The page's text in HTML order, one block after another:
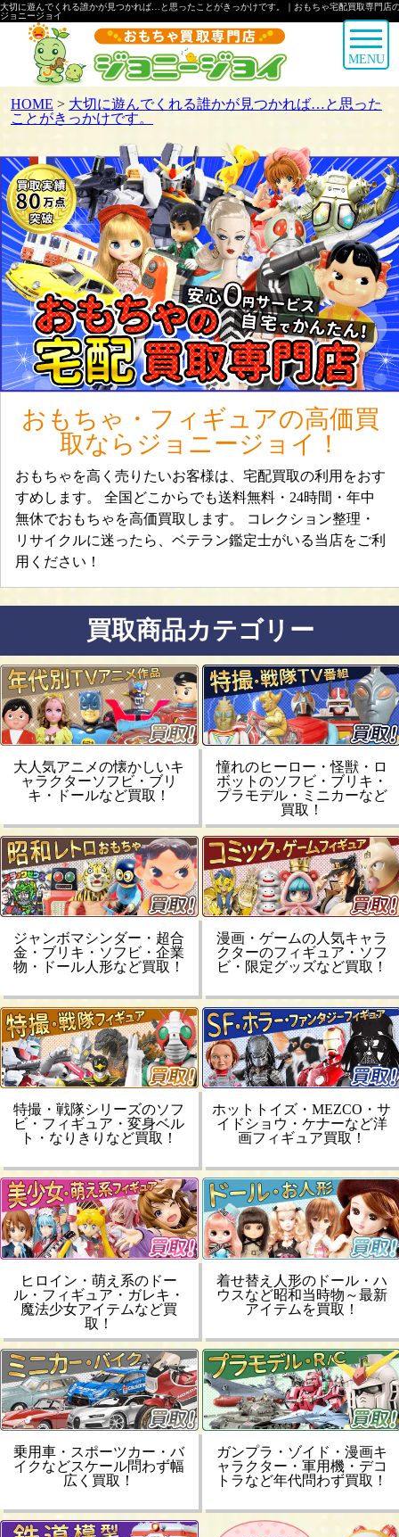
大切に遊んでくれる誰かが見つかれば…と思ったことがきっかけです。｜おもちゃ宅配買取専門店
ジョニージョイ
MENU
HOME > 大切に遊んでくれる誰かが見つかれば…と思った
ことがきっかけです。
おもちゃ・フィギュアの高価買
取ならジョニージョイ！
おもちゃを高く売りたいお客様は、宅配買取の利用をおす
すめします。 全国どこからでも送料無料・24時間・年中
無休でおもちゃを高価買取します。 コレクション整理・
リサイクルに迷ったら、ベテラン鑑定士がいる当店をご利
用ください！
買取商品カテゴリー
大人気アニメの懐かしいキ
ャラクターソフビ・ブリ
キ・ドールなど買取！
憧れのヒーロー・怪獣・ロ
ボットのソフビ・ブリキ・
プラモデル・ミニカーなど
買取！
ジャンボマシンダー・超合
金・ブリキ・ソフビ・企業
物・ドール人形など買取！
漫画・ゲームの人気キャラ
クターのフィギュア・ソフ
ビ・限定グッズなど買取！
特撮・戦隊シリーズのソフ
ビ・フィギュア・変身ベル
ト・なりきりなど買取！
ホットトイズ・MEZCO・サ
イドショウ・ケナーなど洋
画フィギュア買取！
ヒロイン・萌え系のドー
ル・フィギュア・ガレキ・
魔法少女アイテムなど買
取！
着せ替え人形のドール・ハ
ウスなど昭和当時物～最新
アイテムを買取！
乗用車・スポーツカー・バ
イクなどスケール問わず幅
広く買取！
ガンプラ・ゾイド・漫画キ
ャラクター・軍用機・デコ
トラなど年代問わず買取！